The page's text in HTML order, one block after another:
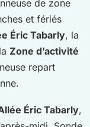
de zone
et fériés
Éric Tabarly, la
Zone d’activité
repart
Éric Tabarly,